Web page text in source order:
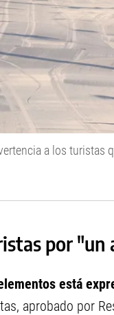
a los turistas
por "un
está
aprobado por